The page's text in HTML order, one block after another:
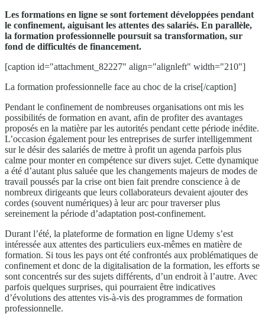
Les formations en ligne se sont fortement développées pendant
le confinement, aiguisant les attentes des salariés. En parallèle,
la formation professionnelle poursuit sa transformation, sur
fond de difficultés de financement.
[caption id="attachment_82227" align="alignleft" width="210"]
La formation professionnelle face au choc de la crise[/caption]
Pendant le confinement de nombreuses organisations ont mis les
possibilités de formation en avant, afin de profiter des avantages
proposés en la matière par les autorités pendant cette période inédite.
L’occasion également pour les entreprises de surfer intelligemment
sur le désir des salariés de mettre à profit un agenda parfois plus
calme pour monter en compétence sur divers sujet. Cette dynamique
a été d’autant plus saluée que les changements majeurs de modes de
travail poussés par la crise ont bien fait prendre conscience à de
nombreux dirigeants que leurs collaborateurs devaient ajouter des
cordes (souvent numériques) à leur arc pour traverser plus
sereinement la période d’adaptation post-confinement.
Durant l’été, la plateforme de formation en ligne Udemy s’est
intéressée aux attentes des particuliers eux-mêmes en matière de
formation. Si tous les pays ont été confrontés aux problématiques de
confinement et donc de la digitalisation de la formation, les efforts se
sont concentrés sur des sujets différents, d’un endroit à l’autre. Avec
parfois quelques surprises, qui pourraient être indicatives
d’évolutions des attentes vis-à-vis des programmes de formation
professionnelle.